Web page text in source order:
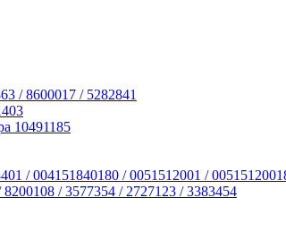
/ 8600017 / 5282841
10491185
/ 004151840180 / 0051512001 /
/ 3577354 / 2727123 / 3383454